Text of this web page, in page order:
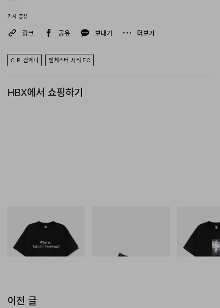
기사 공유
링크 공유 보내기 더보기
C.P. 컴퍼니 맨체스터 시티 FC
HBX에서 쇼핑하기
Billionaire Boys Club X Initial
D Cotton T-Shirt 3
쇼핑하기
BILLIONAIRE
INITIAL D
쇼핑하기
이전 글